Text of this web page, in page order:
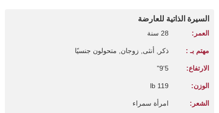
السيرة الذاتية للعارضة
العمر: 28 سنة
مهتم بـ : ذكر, أنثى, زوجان, متحولون جنسيًا
الارتفاع: 5'9"
الوزن: 119 lb
الشعر: امرأة سمراء